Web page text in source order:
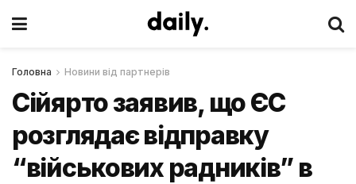
Головна Новини від партнерів
Сійярто заявив, що ЄС
розглядає відправку
“військових радників” в